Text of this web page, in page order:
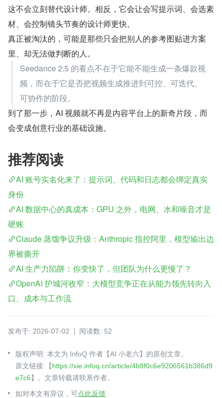
这不会立刻替代设计师。相反，它会让会写提示词、会选素
材、会控制镜头节奏的设计师更快。
真正被淘汰的，可能是那些只会把别人的参考图贴进方案
里、却无法做判断的人。
Seedance 2.5 的看点不在于它能不能生成一条爆款视
频，而在于它是否把视频生成推进到可控、可迭代、
可协作的阶段。
到了那一步，AI 视频就不再是内容平台上的新奇片段，而
会变成创意行业的基础设施。
推荐阅读
AI 账号实名化来了：提示词、代码和日志都会绑定真实
身份
AI 数据中心的真成本：GPU 之外，电网、水和噪音才是
硬账
Claude 蒸馏争议升级：Anthropic 指控阿里，模型输出边
界被撕开
AI 生产力陷阱：你变快了，但团队为什么更慢了？
OpenAI 护城河收窄：大模型竞争正在从能力领先转向入
口、成本与工作流
发布于: 2026-07-02 阅读数: 52
版权声明: 本文为 InfoQ 作者【AI 小老六】的原创文章。
原文链接:【https://xie.infoq.cn/article/4b8f0c6e9206561b386d9
e7c6】。文章转载请联系作者。
如对本文有异议，可点此反馈